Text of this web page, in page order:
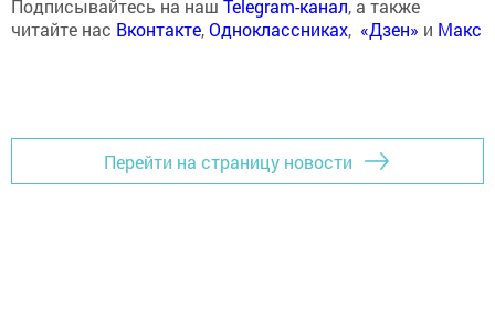
Подписывайтесь на наш Telegram-канал, а также
читайте нас Вконтакте,Одноклассниках, «Дзен» и Макс
Перейти на страницу новости